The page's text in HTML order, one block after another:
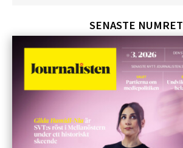
SENASTE NUMRET